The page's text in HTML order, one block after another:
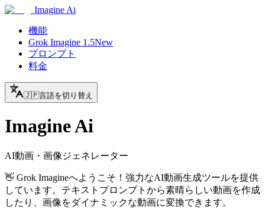
Imagine Ai
機能
Grok Imagine 1.5New
プロンプト
料金
🇯🇵言語を切り替え
Imagine Ai
AI動画・画像ジェネレーター
👋 Grok Imagineへようこそ！強力なAI動画生成ツールを提供
しています。テキストプロンプトから素晴らしい動画を作成
したり、画像をダイナミックな動画に変換できます。